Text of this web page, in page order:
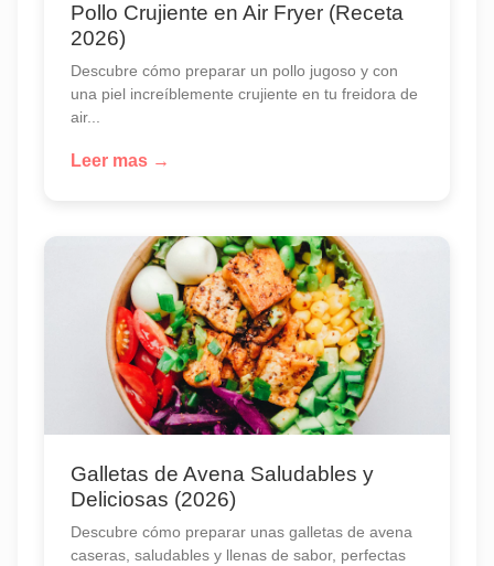
Pollo Crujiente en Air Fryer (Receta
2026)
Descubre cómo preparar un pollo jugoso y con
una piel increíblemente crujiente en tu freidora de
air...
Leer mas →
Galletas de Avena Saludables y
Deliciosas (2026)
Descubre cómo preparar unas galletas de avena
caseras, saludables y llenas de sabor, perfectas